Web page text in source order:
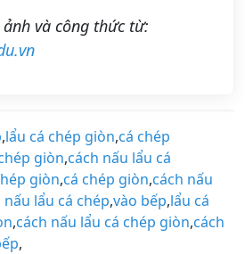
và công thức từ:
,lẩu cá chép giòn,cá chép
giòn,cách nấu lẩu cá
giòn,cá chép giòn,cách nấu
nấu lẩu cá chép,vào bếp,lẩu cá
,cách nấu lẩu cá chép giòn,cách
,